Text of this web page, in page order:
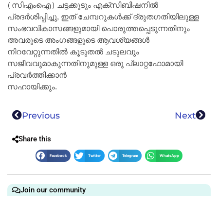
(സിഎംഐ) ചട്ടക്കൂടും എക്‌സിബിഷനിൽ
പ്രദർശിപ്പിച്ചു, ഇത് ചേമ്പറുകൾക്ക് ദ്രുതഗതിയിലുള്ള
സംഭവവികാസങ്ങളുമായി പൊരുത്തപ്പെടുന്നതിനും
അവരുടെ അംഗങ്ങളുടെ ആവശ്യങ്ങൾ
നിറവേറ്റുന്നതിൽ കൂടുതൽ ചടുലവും
സജീവവുമാകുന്നതിനുമുള്ള ഒരു പ്ലാറ്റഫോമായി
പ്രവർത്തിക്കാൻ
സഹായിക്കും.
Previous Next
Share this
Facebook Twitter Telegram WhatsApp
Join our community